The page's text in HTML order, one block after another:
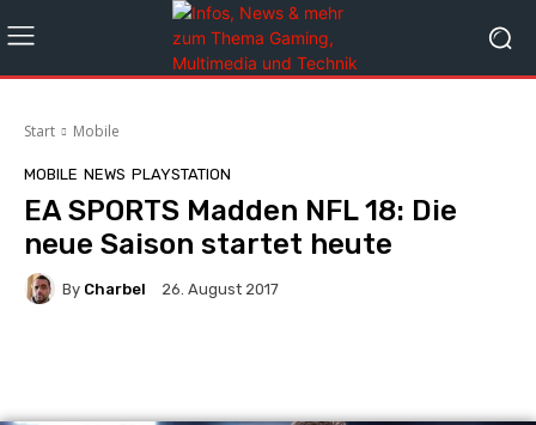
Start Mobile
MOBILE NEWS PLAYSTATION
EA SPORTS Madden NFL 18: Die
neue Saison startet heute
By Charbel 26. August 2017